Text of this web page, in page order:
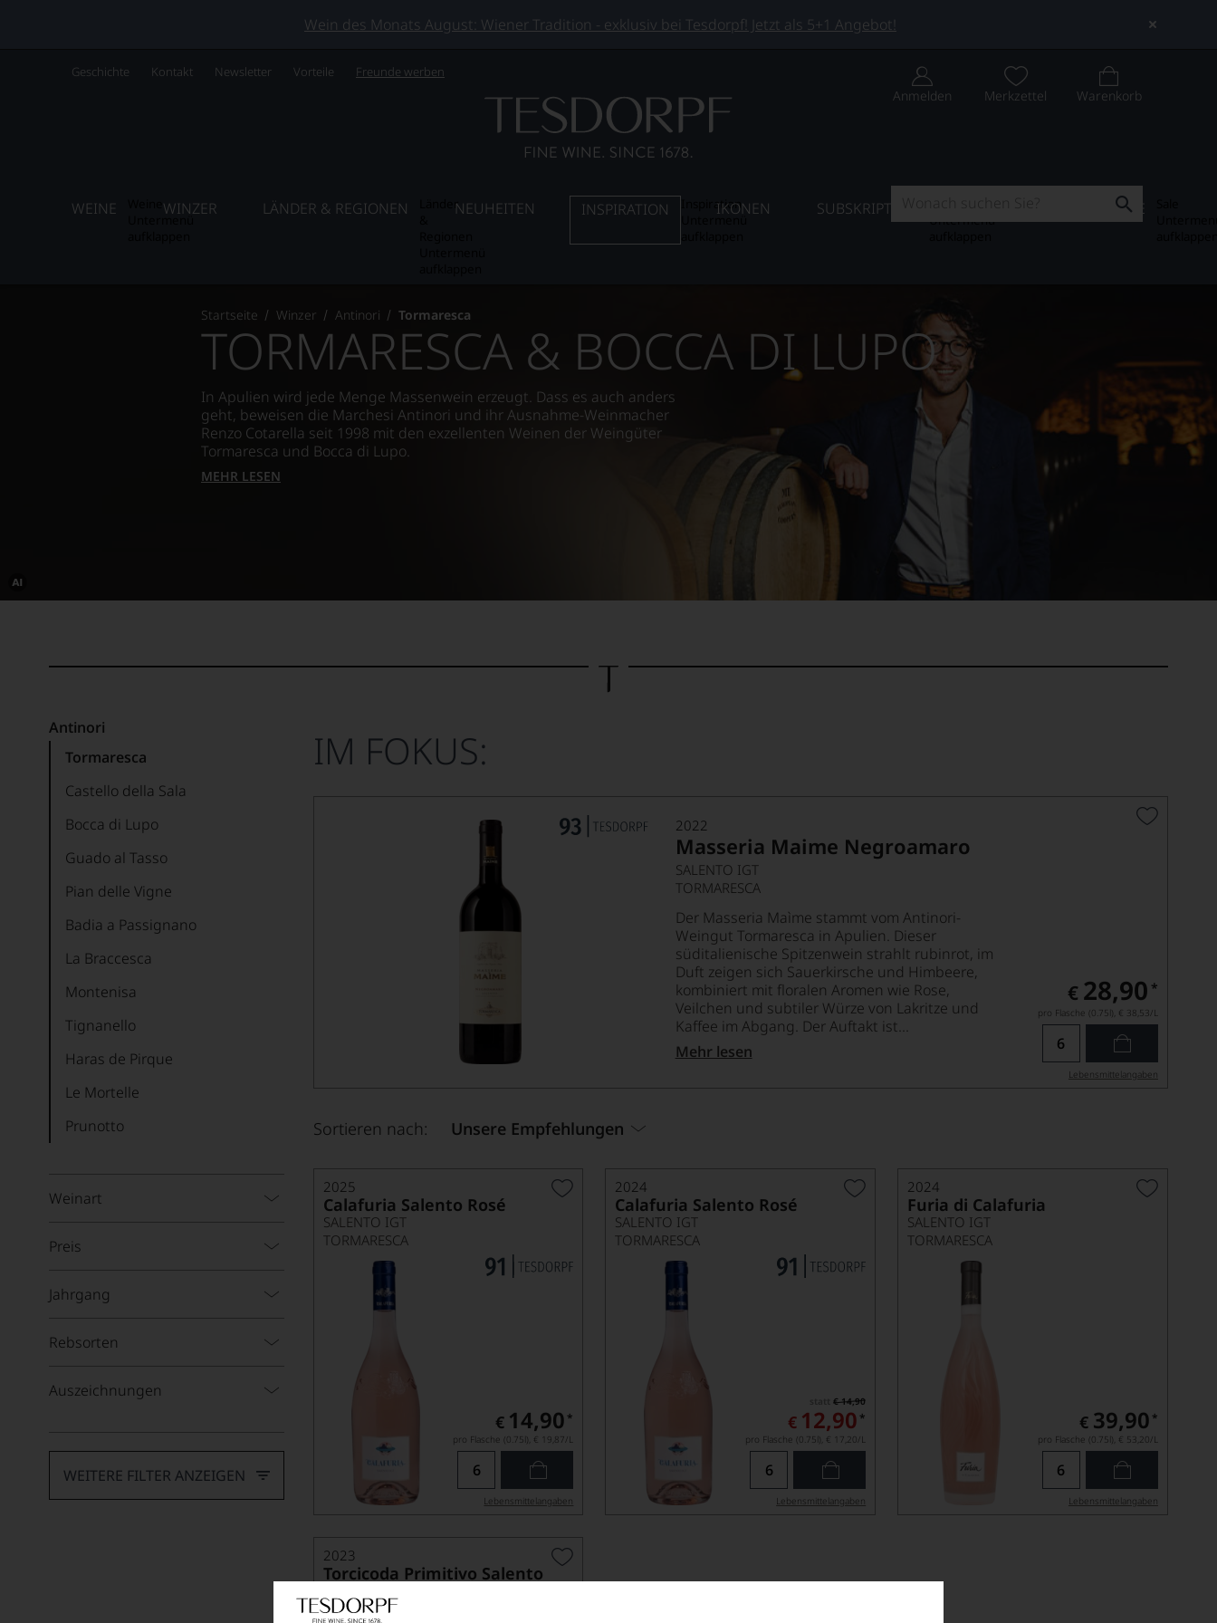
Wein des Monats August: Wiener Tradition - exklusiv bei Tesdorpf! Jetzt als 5+1 Angebot!
Geschichte Kontakt Newsletter Vorteile Freunde werben
Anmelden Merkzettel Warenkorb
WEINE WINZER LÄNDER & REGIONEN
LänderNEUHEITEN INSPIRATION
InspirationIKONEN SUBSKRIPTION
Untermenü
SALE
Startseite Winzer Antinori Tormaresca
Dieses
TORMARESCA & BOCCA DI LUPO
In Apulien wird jede Menge Massenwein erzeugt. Dass es auch anders
geht, beweisen die Marchesi Antinori und ihr Ausnahme-Weinmacher
Renzo Cotarella seit 1998 mit den exzellenten Weinen der Weingüter
Tormaresca und Bocca di Lupo.
MEHR LESEN
Antinori
Tormaresca
Castello della Sala
Bocca di Lupo
Guado al Tasso
Pian delle Vigne
Badia a Passignano
La Braccesca
Montenisa
Tignanello
Haras de Pirque
Le Mortelle
Prunotto
Weinart
Preis
Jahrgang
Rebsorten
Auszeichnungen
WEITERE FILTER ANZEIGEN
IM FOKUS:
2022
Masseria Maime Negroamaro
SALENTO IGT
TORMARESCA
Der Masseria Maìme stammt vom Antinori-
Weingut Tormaresca in Apulien. Dieser
süditalienische Spitzenwein strahlt rubinrot, im
Duft zeigen sich Sauerkirsche und Himbeere,
kombiniert mit floralen Aromen wie Rose,
Veilchen und subtiler Würze von Lakritze und
Kaffee im Abgang. Der Auftakt ist...
Mehr lesen
€ 28,90 *
pro Flasche (0.75l), € 38,53/L
Lebensmittel­angaben
Sortieren nach: Unsere Empfehlungen
2025
Calafuria Salento Rosé
SALENTO IGT
TORMARESCA
€ 14,90 *
pro Flasche (0.75l), € 19,87/L
Lebensmittel­angaben
2024
Calafuria Salento Rosé
SALENTO IGT
TORMARESCA
€ 14,90
€ 12,90 *
pro Flasche (0.75l), € 17,20/L
Lebensmittel­angaben
2024
Furia di Calafuria
SALENTO IGT
TORMARESCA
€ 39,90 *
pro Flasche (0.75l), € 53,20/L
Lebensmittel­angaben
2023
Torcicoda Primitivo Salento
TORMARESCA